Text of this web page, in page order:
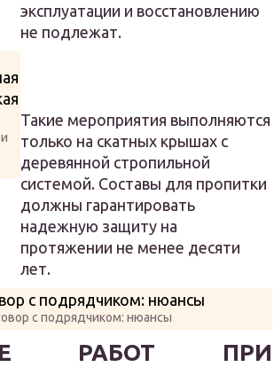
эксплуатации и восстановлению
не подлежат.
Такие мероприятия выполняются
только на скатных крышах с
деревянной стропильной
системой. Составы для пропитки
должны гарантировать
надежную защиту на
протяжении не менее десяти
лет.
с подрядчиком: нюансы
РАБОТ ПРИ